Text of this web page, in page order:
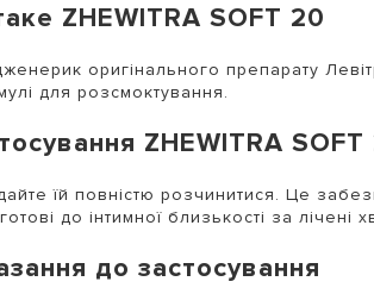
ZHEWITRA SOFT 20
оригінального препарату
для розсмоктування.
ZHEWITRA SOFT
їй повністю розчинитися. Це
до інтимної близькості за лічені
до застосування